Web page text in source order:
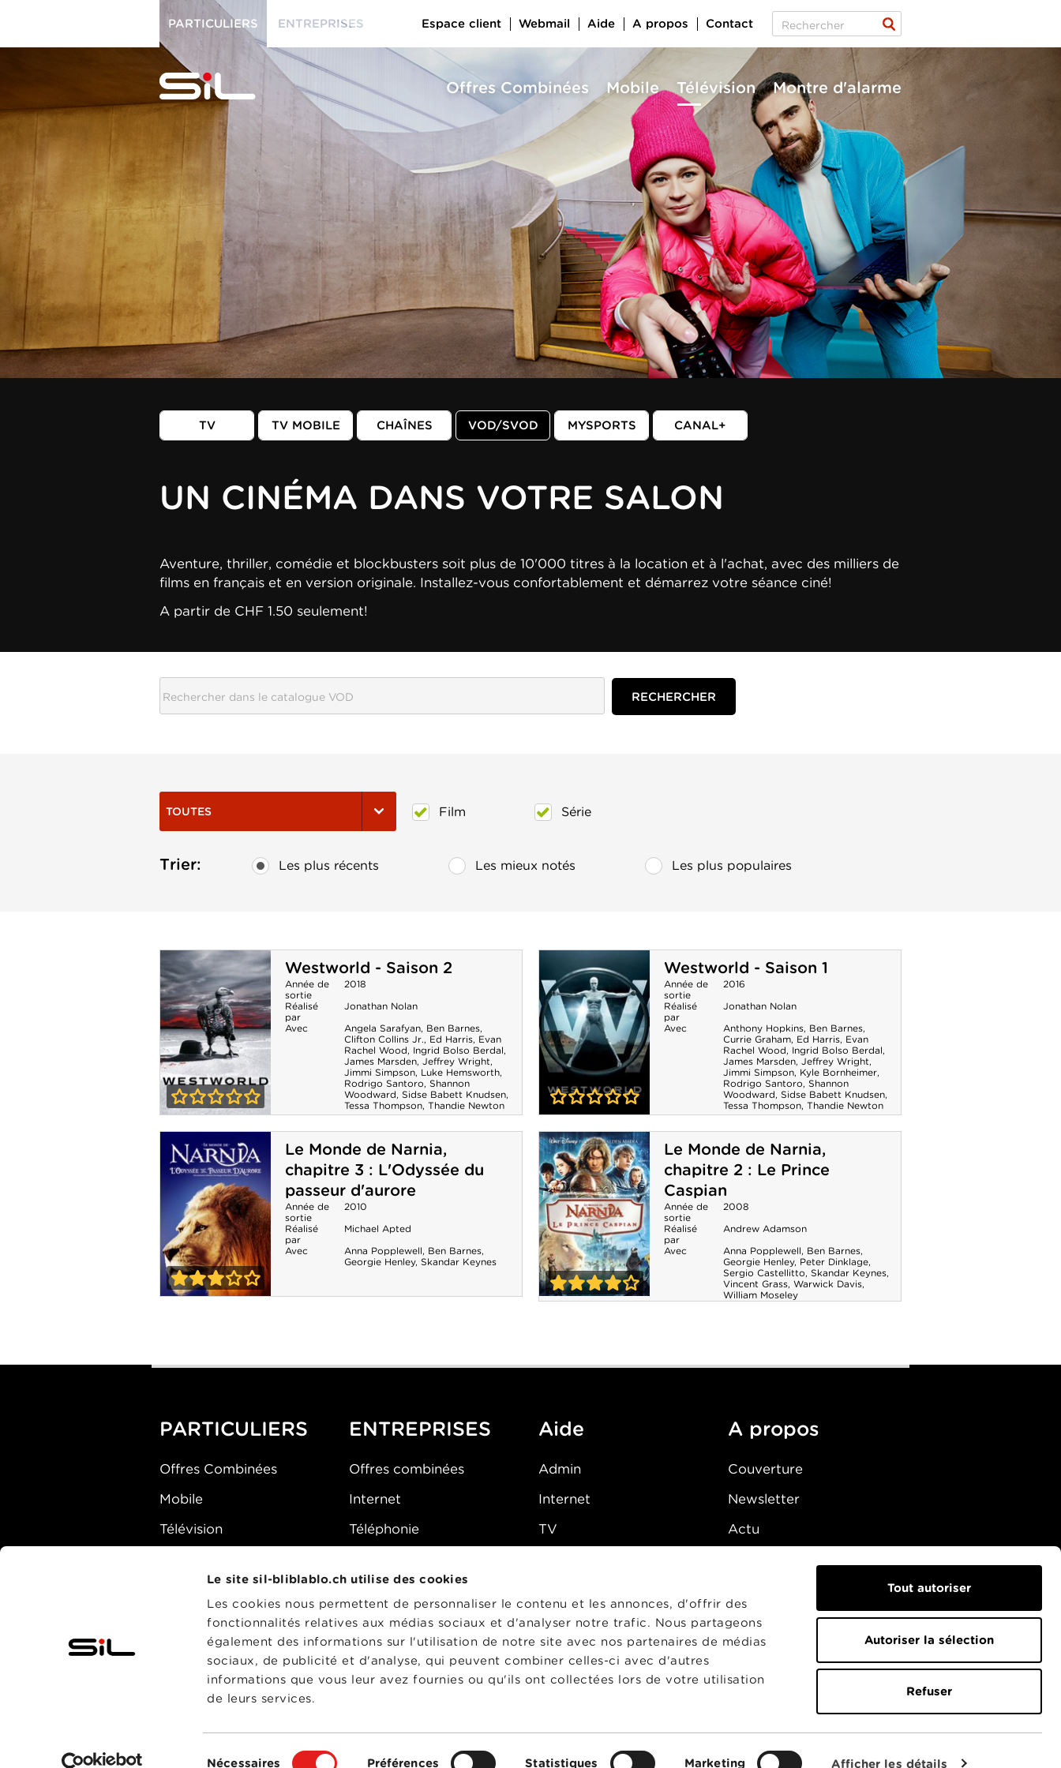
Le site sil-bliblablo.ch utilise des cookies
Les cookies nous permettent de personnaliser le contenu et les annonces, d'offrir des
fonctionnalités relatives aux médias sociaux et d'analyser notre trafic. Nous partageons
également des informations sur l'utilisation de notre site avec nos partenaires de médias
sociaux, de publicité et d'analyse, qui peuvent combiner celles-ci avec d'autres
informations que vous leur avez fournies ou qu'ils ont collectées lors de votre utilisation
de leurs services.
Nécessaires Préférences Statistiques Marketing Afficher les détails
Tout autoriser
Autoriser la sélection
Refuser
SiL
multimédia
TV TV MOBILE CHAÎNES VOD/SVOD MYSPORTS CANAL+
UN CINÉMA DANS VOTRE SALON
Aventure, thriller, comédie et blockbusters soit plus de 10'000 titres à la location et à l'achat, avec des milliers de
films en français et en version originale. Installez-vous confortablement et démarrez votre séance ciné!
A partir de CHF 1.50 seulement!
TOUTES Film Série
Trier: Les plus récents Les mieux notés Les plus populaires
Westworld - Saison 2
Westworld -
Saison 2
Année de
sortie
2018
Réalisé
par
Jonathan Nolan
Avec
Angela Sarafyan, Ben Barnes,
Clifton Collins Jr., Ed Harris, Evan
Rachel Wood, Ingrid Bolso Berdal,
James Marsden, Jeffrey Wright,
Jimmi Simpson, Luke Hemsworth,
Rodrigo Santoro, Shannon
Woodward, Sidse Babett Knudsen,
Tessa Thompson, Thandie Newton
Westworld - Saison 1
Westworld -
Saison 1
Année de
sortie
2016
Réalisé
par
Jonathan Nolan
Avec
Anthony Hopkins, Ben Barnes,
Currie Graham, Ed Harris, Evan
Rachel Wood, Ingrid Bolso Berdal,
James Marsden, Jeffrey Wright,
Jimmi Simpson, Kyle Bornheimer,
Rodrigo Santoro, Shannon
Woodward, Sidse Babett Knudsen,
Tessa Thompson, Thandie Newton
Le Monde de Narnia,
chapitre 3 : L'Odyssée du
passeur d'aurore
3 : L'Odyssée du
Année de
sortie
2010
Réalisé
par
Michael Apted
Avec
Anna Popplewell, Ben Barnes,
Georgie Henley, Skandar Keynes
Le Monde de Narnia,
chapitre 2 : Le Prince
Caspian
2 : Le Prince
Année de
sortie
2008
Réalisé
par
Andrew Adamson
Avec
Anna Popplewell, Ben Barnes,
Georgie Henley, Peter Dinklage,
Sergio Castellitto, Skandar Keynes,
Vincent Grass, Warwick Davis,
William Moseley
PARTICULIERS
PARTICULIERS
Offres Combinées Mobile Télévision Montre d'alarme
ENTREPRISES
ENTREPRISES
Espace client Webmail Aide A propos Contact
PARTICULIERS
Offres Combinées
Mobile
Télévision
ENTREPRISES
Offres combinées
Internet
Téléphonie
Aide
Admin
Internet
TV
Fibre
Sécurité
État du réseau
A propos
Couverture
Newsletter
Actu